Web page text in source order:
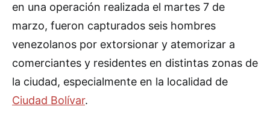
en una operación realizada el martes 7 de
marzo, fueron capturados seis hombres
venezolanos por extorsionar y atemorizar a
comerciantes y residentes en distintas zonas de
la ciudad, especialmente en la localidad de
Ciudad Bolívar.